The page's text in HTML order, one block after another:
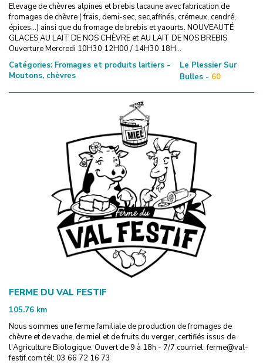
Elevage de chèvres alpines et brebis lacaune avec fabrication de
fromages de chèvre ( frais, demi-sec, sec,affinés, crémeux, cendré,
épices...) ainsi que du fromage de brebis et yaourts. NOUVEAUTÉ
GLACES AU LAIT DE NOS CHÈVRE et AU LAIT DE NOS BREBIS
Ouverture Mercredi 10H30 12H00 / 14H30 18H...
Catégories: Fromages et produits laitiers -
Moutons, chèvres
Le Plessier Sur
Bulles - 60
FERME DU VAL FESTIF
105.76 km
Nous sommes une ferme familiale de production de fromages de
chèvre et de vache, de miel et de fruits du verger, certifiés issus de
l'Agriculture Biologique. Ouvert de 9 à 18h - 7/7 courriel: ferme@val-
festif.com tél: 03 66 72 16 73